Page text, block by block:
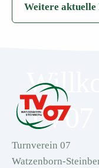
TV07
Weitere aktuelle
Turnverein 07
Watzenborn-